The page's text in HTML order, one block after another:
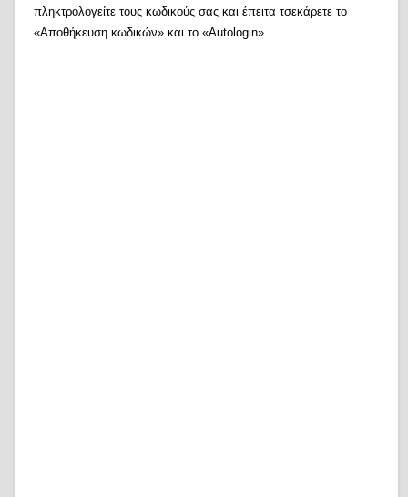
πληκτρολογείτε τους κωδικούς σας και έπειτα τσεκάρετε το
«Αποθήκευση κωδικών» και το «Autologin».